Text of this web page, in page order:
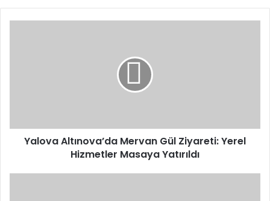
Yatırıldı
Yalova Altınova’da Mervan Gül Ziyareti: Yerel
Hizmetler Masaya Yatırıldı